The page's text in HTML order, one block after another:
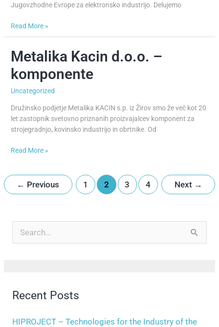
Jugovzhodne Evrope za elektronsko industrijo. Delujemo
Read More »
Metalika Kacin d.o.o. –
komponente
Uncategorized
Družinsko podjetje Metalika KACIN s.p. iz Žirov smo že več kot 20
let zastopnik svetovno priznanih proizvajalcev komponent za
strojegradnjo, kovinsko industrijo in obrtnike. Od
Metalika
Kacin
d.o.o.
komponente
Read More »
← Previous 1 2 3 4 Next →
c
h
Recent Posts
HIPROJECT – Technologies for the Industry of the
c
v